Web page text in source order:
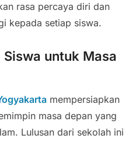
rasa percaya diri dan
kepada setiap siswa.
untuk Masa
mempersiapkan
masa depan yang
Lulusan dari sekolah ini